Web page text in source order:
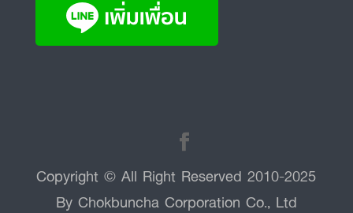
Copyright © All Right Reserved 2010-2025
By Chokbuncha Corporation Co., Ltd